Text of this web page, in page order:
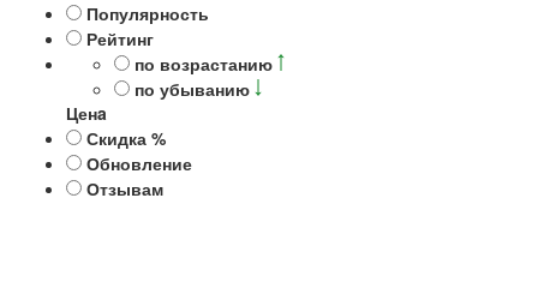
Популярность
Рейтинг
по возрастанию
по убыванию
Ценa
Скидка %
Обновление
Отзывам